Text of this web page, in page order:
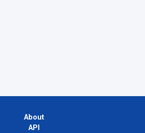
About
API